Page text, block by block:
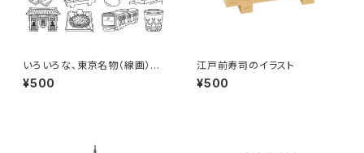
いろいろな、東京名物（線画）の
イラストセット
¥500
江戸前寿司のイラスト
¥500